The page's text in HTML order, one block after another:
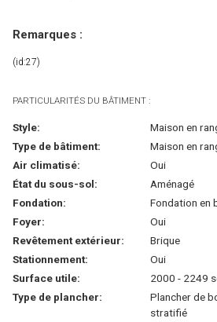
Remarques :
(id:27)
PARTICULARITÉS DU BÂTIMENT :
Style:
Maison en
Type de bâtiment:
Maison en
Air climatisé:
Oui
État du sous-sol:
Aménagé
Fondation:
Fondation en
Foyer:
Oui
Revêtement extérieur:
Brique
Stationnement:
Oui
Surface utile:
2000 - 2249
Type de plancher:
Plancher de
stratifié